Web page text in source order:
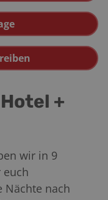
+
wir in 9
euch
Nächte nach